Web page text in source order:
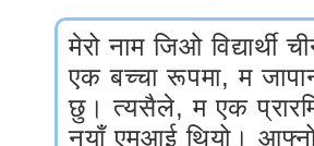
मेरो नाम जिओ विद्यार्थी
एक बच्चा रूपमा, म
छु। त्यसैले, म एक
नयाँ एमआई थियो। आफ्नो